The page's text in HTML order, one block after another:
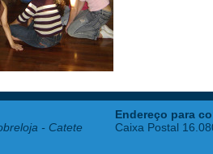
- Catete
Endereço para
Caixa Postal